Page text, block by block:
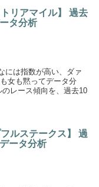
トリアマイル】 過去
タ分析
には指数が高い、ダァ
女も黙ってデータ分
レース傾向を、過去10
フルステークス】 過
ータ分析